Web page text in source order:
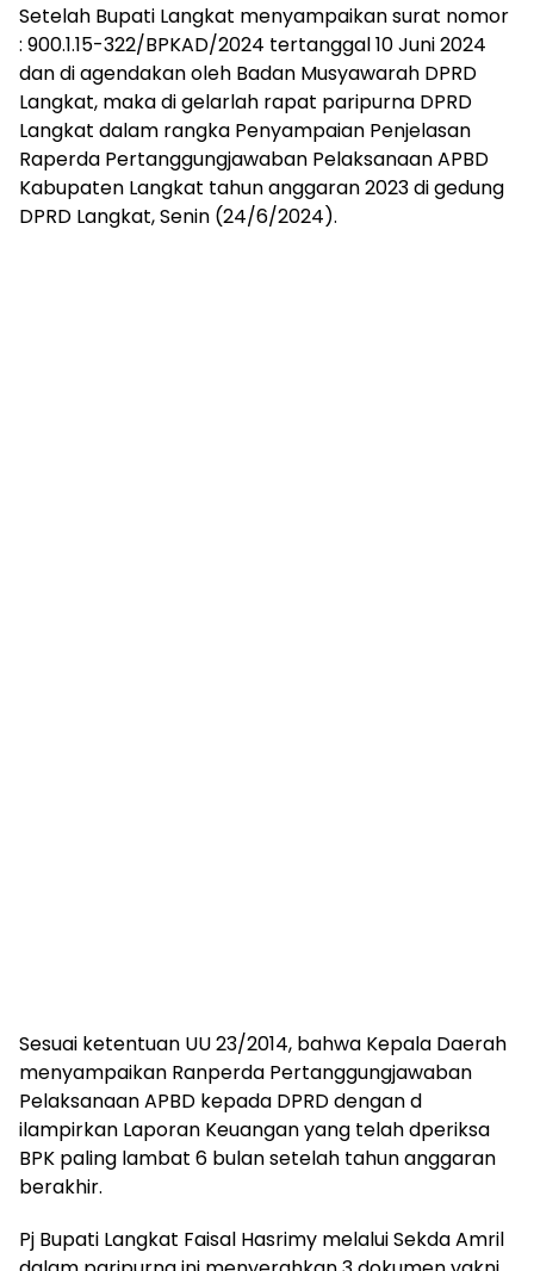
Setelah Bupati Langkat menyampaikan surat nomor
: 900.1.15-322/BPKAD/2024 tertanggal 10 Juni 2024
dan di agendakan oleh Badan Musyawarah DPRD
Langkat, maka di gelarlah rapat paripurna DPRD
Langkat dalam rangka Penyampaian Penjelasan
Raperda Pertanggungjawaban Pelaksanaan APBD
Kabupaten Langkat tahun anggaran 2023 di gedung
DPRD Langkat, Senin (24/6/2024).
Sesuai ketentuan UU 23/2014, bahwa Kepala Daerah
menyampaikan Ranperda Pertanggungjawaban
Pelaksanaan APBD kepada DPRD dengan d
ilampirkan Laporan Keuangan yang telah dperiksa
BPK paling lambat 6 bulan setelah tahun anggaran
berakhir.
Pj Bupati Langkat Faisal Hasrimy melalui Sekda Amril